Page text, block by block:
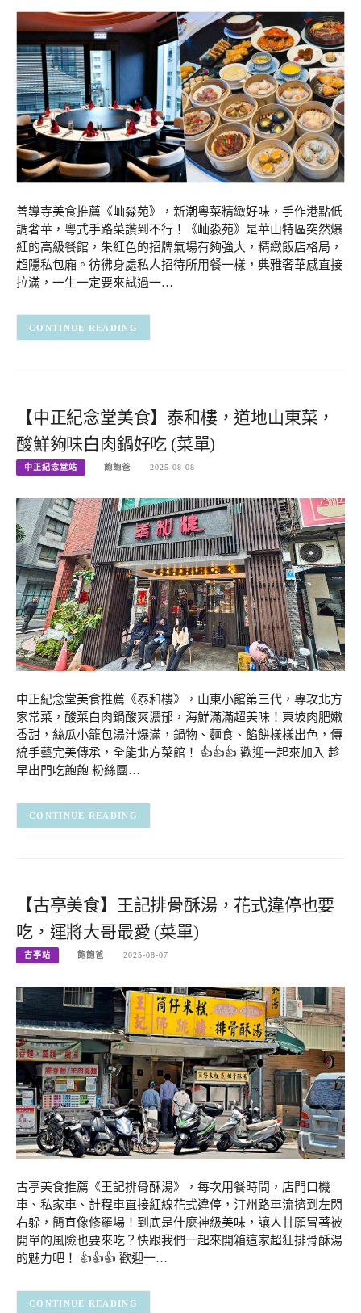
善導寺美食推薦《屾淼苑》，新潮粵菜精緻好味，手作港點低
調奢華，粵式手路菜讚到不行！《屾淼苑》是華山特區突然爆
紅的高級餐館，朱紅色的招牌氣場有夠強大，精緻飯店格局，
超隱私包廂。彷彿身處私人招待所用餐一樣，典雅奢華感直接
拉滿，一生一定要來試過一…
CONTINUE READING
【中正紀念堂美食】泰和樓，道地山東菜，
酸鮮夠味白肉鍋好吃 (菜單)
中正紀念堂站 飽飽爸 2025-08-08
中正紀念堂美食推薦《泰和樓》，山東小館第三代，專攻北方
家常菜，酸菜白肉鍋酸爽濃郁，海鮮滿滿超美味！東坡肉肥嫩
香甜，絲瓜小籠包湯汁爆滿，鍋物、麵食、餡餅樣樣出色，傳
統手藝完美傳承，全能北方菜館！ 👍👍👍 歡迎一起來加入 趁
早出門吃飽飽 粉絲團…
CONTINUE READING
【古亭美食】王記排骨酥湯，花式違停也要
吃，運將大哥最愛 (菜單)
古亭站 飽飽爸 2025-08-07
古亭美食推薦《王記排骨酥湯》，每次用餐時間，店門口機
車、私家車、計程車直接紅線花式違停，汀州路車流擠到左閃
右躲，簡直像修羅場！到底是什麼神級美味，讓人甘願冒著被
開單的風險也要來吃？快跟我們一起來開箱這家超狂排骨酥湯
的魅力吧！ 👍👍👍 歡迎一…
CONTINUE READING